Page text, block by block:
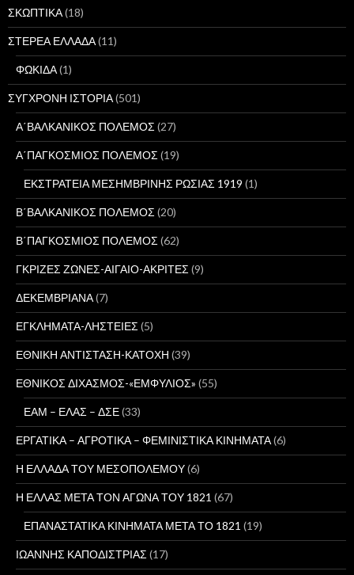
ΣΚΩΠΤΙΚΑ(18)
ΣΤΕΡΕΑ ΕΛΛΑΔΑ(11)
ΦΩΚΙΔΑ(1)
ΣΥΓΧΡΟΝΗ ΙΣΤΟΡΙΑ(501)
Α΄ΒΑΛΚΑΝΙΚΟΣ ΠΟΛΕΜΟΣ(27)
Α΄ΠΑΓΚΟΣΜΙΟΣ ΠΟΛΕΜΟΣ(19)
ΕΚΣΤΡΑΤΕΙΑ ΜΕΣΗΜΒΡΙΝΗΣ ΡΩΣΙΑΣ 1919 (1)
Β΄ΒΑΛΚΑΝΙΚΟΣ ΠΟΛΕΜΟΣ(20)
Β΄ΠΑΓΚΟΣΜΙΟΣ ΠΟΛΕΜΟΣ(62)
ΓΚΡΙΖΕΣ ΖΩΝΕΣ-ΑΙΓΑΙΟ-ΑΚΡΙΤΕΣ(9)
ΔΕΚΕΜΒΡΙΑΝΑ(7)
ΕΓΚΛΗΜΑΤΑ-ΛΗΣΤΕΙΕΣ(5)
ΕΘΝΙΚΗ ΑΝΤΙΣΤΑΣΗ-ΚΑΤΟΧΗ (39)
ΕΘΝΙΚΟΣ ΔΙΧΑΣΜΟΣ-«ΕΜΦΥΛΙΟΣ» (55)
ΕΑΜ – ΕΛΑΣ – ΔΣΕ(33)
ΕΡΓΑΤΙΚΑ – ΑΓΡΟΤΙΚΑ – ΦΕΜΙΝΙΣΤΙΚΑ ΚΙΝΗΜΑΤΑ(6)
Η ΕΛΛΑΔΑ ΤΟΥ ΜΕΣΟΠΟΛΕΜΟΥ(6)
Η ΕΛΛΑΣ ΜΕΤΑ ΤΟΝ ΑΓΩΝΑ ΤΟΥ 1821 (67)
ΕΠΑΝΑΣΤΑΤΙΚΑ ΚΙΝΗΜΑΤΑ ΜΕΤΑ ΤΟ 1821 (19)
ΙΩΑΝΝΗΣ ΚΑΠΟΔΙΣΤΡΙΑΣ(17)